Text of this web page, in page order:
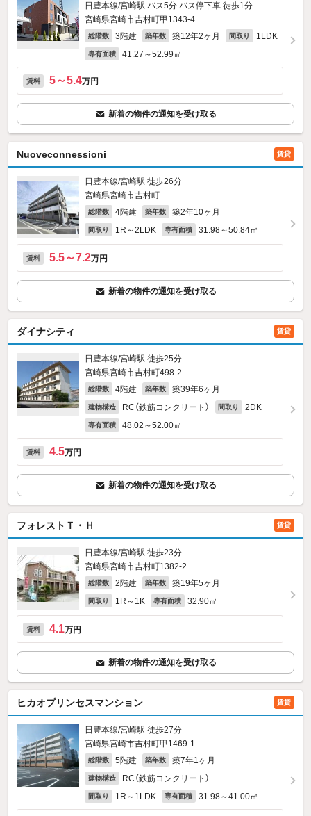
日豊本線/宮崎駅 バス5分 バス停下車 徒歩1分
宮崎県宮崎市吉村町甲1343‐4
総階数 3階建 築年数 築12年2ヶ月 間取り 1LDK
専有面積 41.27～52.99㎡
賃料 5～5.4万円
新着の物件の通知を受け取る
Nuoveconnessioni 賃貸
日豊本線/宮崎駅 徒歩26分
宮崎県宮崎市吉村町
総階数 4階建 築年数 築2年10ヶ月
間取り 1R～2LDK 専有面積 31.98～50.84㎡
賃料 5.5～7.2万円
新着の物件の通知を受け取る
ダイナシティ 賃貸
日豊本線/宮崎駅 徒歩25分
宮崎県宮崎市吉村町498‐2
総階数 4階建 築年数 築39年6ヶ月
建物構造 RC（鉄筋コンクリート） 間取り 2DK
専有面積 48.02～52.00㎡
賃料 4.5万円
新着の物件の通知を受け取る
フォレストＴ・Ｈ 賃貸
日豊本線/宮崎駅 徒歩23分
宮崎県宮崎市吉村町1382‐2
総階数 2階建 築年数 築19年5ヶ月
間取り 1R～1K 専有面積 32.90㎡
賃料 4.1万円
新着の物件の通知を受け取る
ヒカオプリンセスマンション 賃貸
日豊本線/宮崎駅 徒歩27分
宮崎県宮崎市吉村町甲1469‐1
総階数 5階建 築年数 築7年1ヶ月
建物構造 RC（鉄筋コンクリート）
間取り 1R～1LDK 専有面積 31.98～41.00㎡